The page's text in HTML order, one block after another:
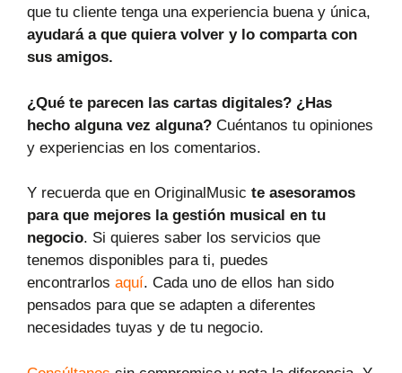
que tu cliente tenga una experiencia buena y única,
ayudará a que quiera volver y lo comparta con
sus amigos.
¿Qué te parecen las cartas digitales? ¿Has
hecho alguna vez alguna? Cuéntanos tu opiniones
y experiencias en los comentarios.
Y recuerda que en OriginalMusic te asesoramos
para que mejores la gestión musical en tu
negocio. Si quieres saber los servicios que
tenemos disponibles para ti, puedes
encontrarlos aquí. Cada uno de ellos han sido
pensados para que se adapten a diferentes
necesidades tuyas y de tu negocio.